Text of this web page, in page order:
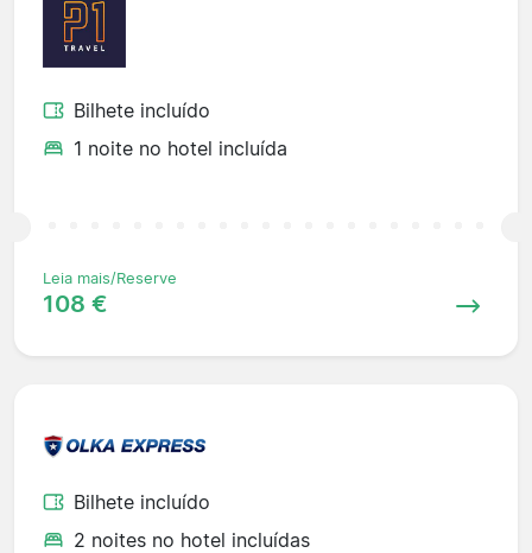
Bilhete incluído
1 noite no hotel incluída
Leia mais/Reserve
108 €
Bilhete incluído
2 noites no hotel incluídas